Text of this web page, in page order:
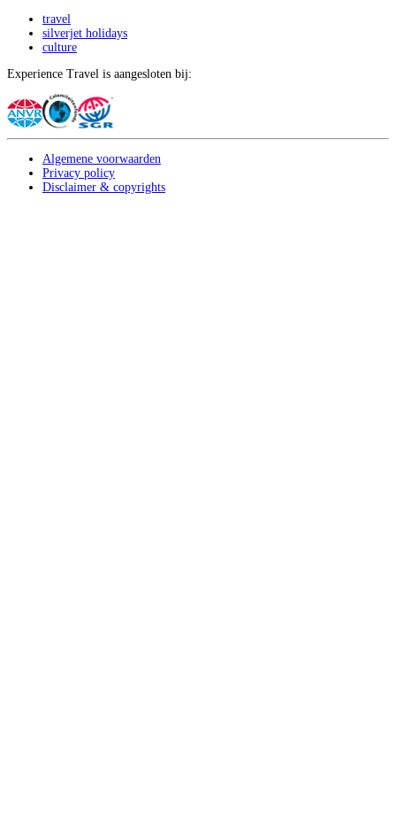
travel
silverjet holidays
culture
Experience Travel is aangesloten bij:
Algemene voorwaarden
Privacy policy
Disclaimer & copyrights